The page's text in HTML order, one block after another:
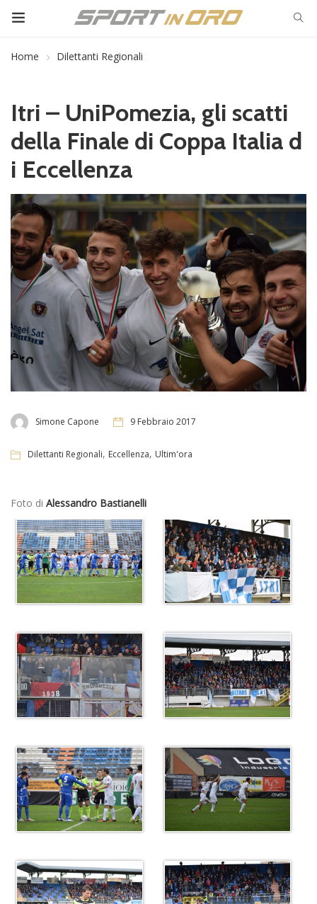
Home Dilettanti Regionali
Itri – UniPomezia, gli scatti
della Finale di Coppa Italia d
i Eccellenza
Simone Capone 9 Febbraio 2017
Dilettanti Regionali, Eccellenza, Ultim'ora
Foto di Alessandro Bastianelli